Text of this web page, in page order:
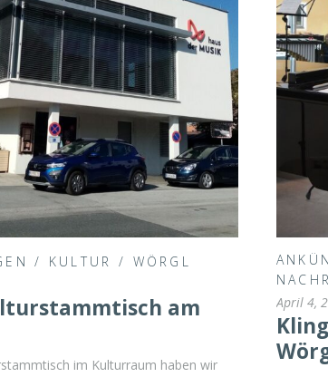
/ KULTUR / WÖRGL
am
im Kulturraum haben wir
April 4,